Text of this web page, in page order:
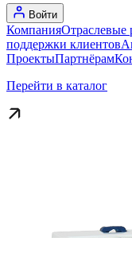
Войти
КомпанияОтраслевые
поддержки клиентов
ПроектыПартнёрам
Перейти в каталог